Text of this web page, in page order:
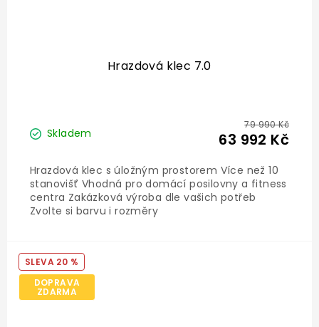
Hrazdová klec 7.0
Skladem
79 990 Kč
63 992 Kč
Hrazdová klec s úložným prostorem Více než 10
stanovišť Vhodná pro domácí posilovny a fitness
centra Zakázková výroba dle vašich potřeb
Zvolte si barvu i rozměry
20 %
DOPRAVA
ZDARMA